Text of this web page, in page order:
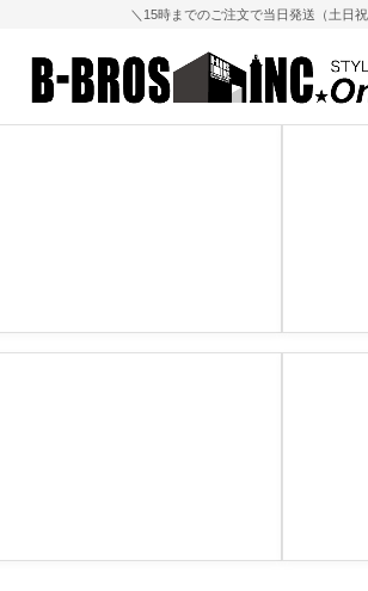
＼15時までのご注文で当日発送（土日